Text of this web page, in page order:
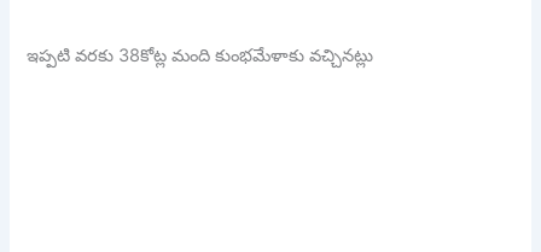
ఇప్పటి వరకు 38కోట్ల మంది కుంభమేళాకు వచ్చినట్లు